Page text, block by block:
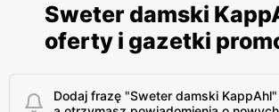
Sweter damski
oferty i gazetki
Dodaj frazę "Sweter damski